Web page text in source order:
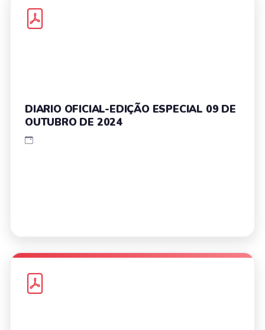
DIARIO OFICIAL-EDIÇÃO ESPECIAL 09 DE
OUTUBRO DE 2024